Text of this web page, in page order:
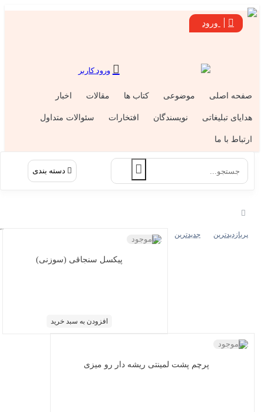
ورود
ورود کاربر
صفحه اصلی موضوعی کتاب ها مقالات اخبار
هدایای تبلیغاتی نویسندگان افتخارات سئوالات متداول
ارتباط با ما
دسته بندی
پربازدیدترین جدیدترین
پیکسل سنجاقی (سوزنی)
ناموجود
افزودن به سبد خرید
پرچم پشت لمینتی ریشه دار رو میزی
ناموجود